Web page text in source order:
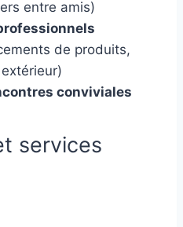
entre amis)
de produits,
conviviales
services